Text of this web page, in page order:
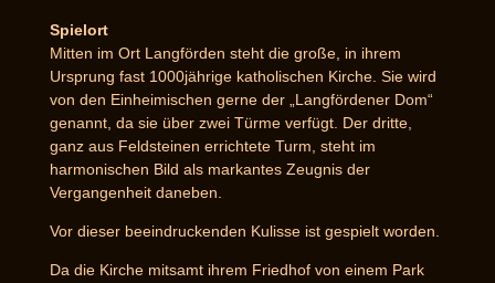
Spielort
Mitten im Ort Langförden steht die große, in ihrem
Ursprung fast 1000jährige katholischen Kirche. Sie wird
von den Einheimischen gerne der „Langfördener Dom“
genannt, da sie über zwei Türme verfügt. Der dritte,
ganz aus Feldsteinen errichtete Turm, steht im
harmonischen Bild als markantes Zeugnis der
Vergangenheit daneben.
Vor dieser beeindruckenden Kulisse ist gespielt worden.
Da die Kirche mitsamt ihrem Friedhof von einem Park